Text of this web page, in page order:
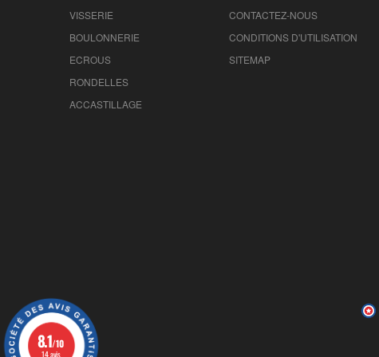
VISSERIE
BOULONNERIE
ECROUS
RONDELLES
ACCASTILLAGE
CONTACTEZ-NOUS
CONDITIONS D'UTILISATION
SITEMAP
8.1/10
14 avis